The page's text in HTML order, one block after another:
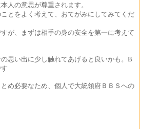
人の意思が尊重されます。
とをよく考えて、おてがみにしてみてくだ
が、まずは相手の身の安全を第一に考えて
思い出に少し触れてあげると良いかも。B
め必要なため、個人で大統領府ＢＢＳへの